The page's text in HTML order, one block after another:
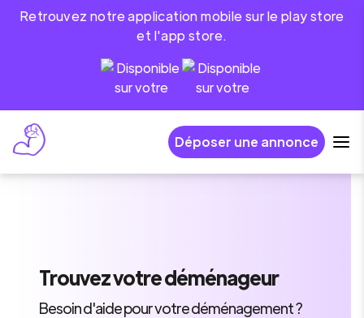
Retrouvez notre application mobile sur le play store
et l'app store.
Déposer une annonce
Trouvezvotre déménageur
Besoin d'aide pour votre déménagement ?